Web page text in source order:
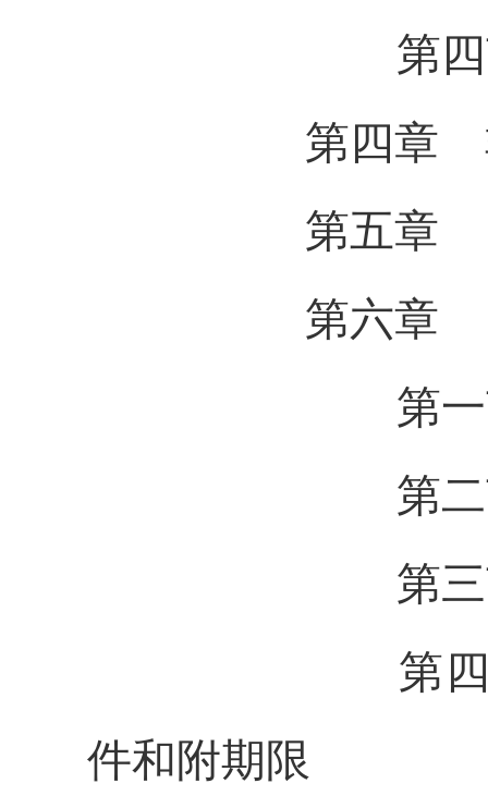
第四节
第四章 非
第五章 民
第六章 民
第一节
第二节
第三节 民
第四节 民
件和附期限